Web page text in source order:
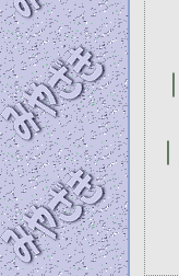
｜
｜